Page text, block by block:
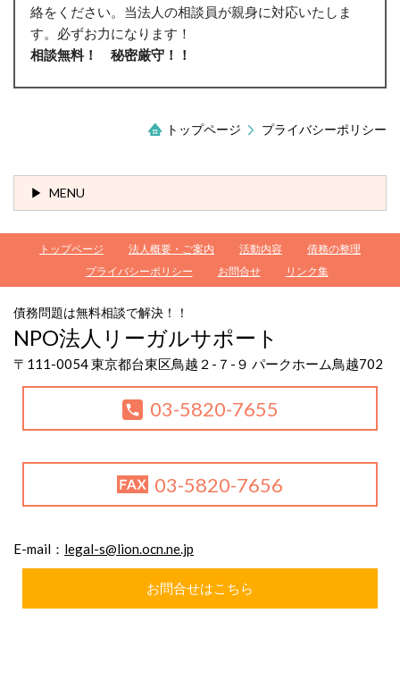
絡をください。当法人の相談員が親身に対応いたしま
す。必ずお力になります！
相談無料！ 秘密厳守！！
トップページ プライバシーポリシー
MENU
トップページ 法人概要・ご案内 活動内容
債務の整理
プライバシーポリシー
お問合せ リンク集
債務問題は無料相談で解決！！
NPO法人リーガルサポート
〒111-0054 東京都台東区鳥越２-７-９ パークホーム鳥越702
03-5820-7655
03-5820-7656
E-mail： legal-s@lion.ocn.ne.jp
お問合せはこちら